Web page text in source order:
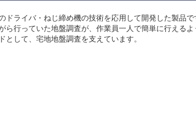
ドライバ・ねじ締め機の技術を応用して開発した製品で
ら行っていた地盤調査が、作業員一人で簡単に行えるよ
して、宅地地盤調査を支えています。